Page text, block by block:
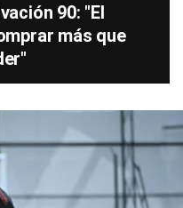
90: "El
más que